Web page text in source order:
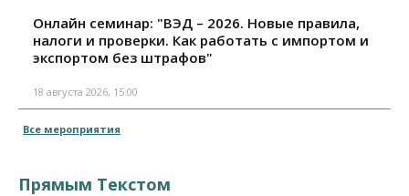
Онлайн семинар: "ВЭД – 2026. Новые правила,
налоги и проверки. Как работать с импортом и
экспортом без штрафов"
18 августа 2026, 15:00
Все мероприятия
Прямым Текстом